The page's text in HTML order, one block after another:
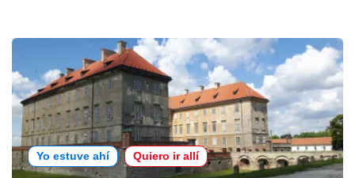
Yo estuve ahí Quiero ir allí